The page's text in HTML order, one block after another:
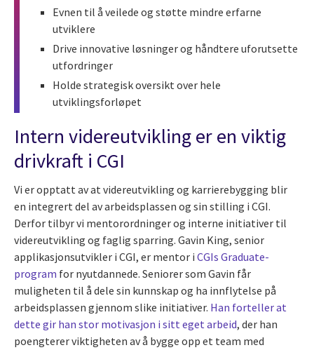
Evnen til å veilede og støtte mindre erfarne
utviklere
Drive innovative løsninger og håndtere uforutsette
utfordringer
Holde strategisk oversikt over hele
utviklingsforløpet
Intern videreutvikling er en viktig
drivkraft i CGI
Vi er opptatt av at videreutvikling og karrierebygging blir
en integrert del av arbeidsplassen og sin stilling i CGI.
Derfor tilbyr vi mentorordninger og interne initiativer til
videreutvikling og faglig sparring. Gavin King, senior
applikasjonsutvikler i CGI, er mentor i CGIs Graduate-
program for nyutdannede. Seniorer som Gavin får
muligheten til å dele sin kunnskap og ha innflytelse på
arbeidsplassen gjennom slike initiativer. Han forteller at
dette gir han stor motivasjon i sitt eget arbeid, der han
poengterer viktigheten av å bygge opp et team med